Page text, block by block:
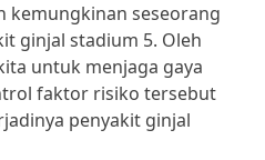
kemungkinan seseorang
ginjal stadium 5. Oleh
untuk menjaga gaya
faktor risiko tersebut
penyakit ginjal